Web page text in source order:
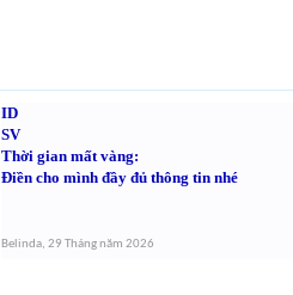
ID
SV
Thời gian mất vàng:
Điền cho mình đầy đủ thông tin nhé
Belinda, 29 Tháng năm 2026